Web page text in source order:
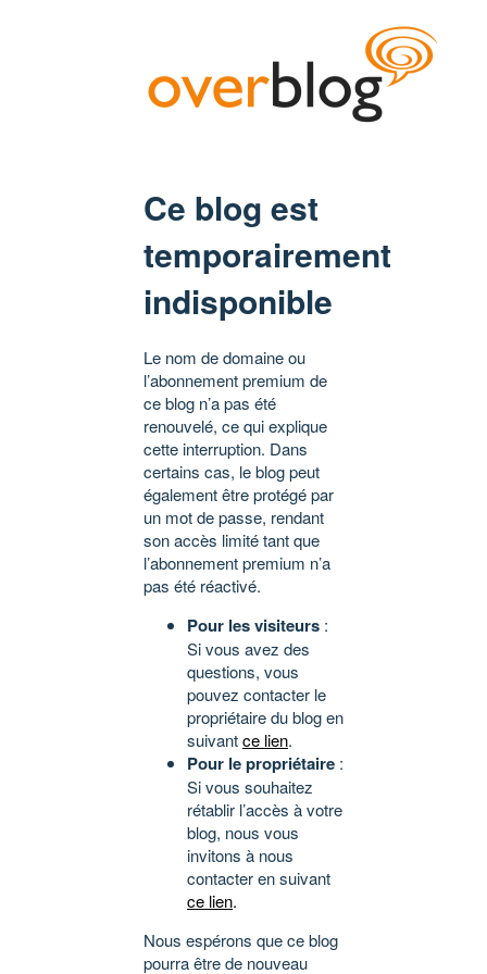
Ce blog est
temporairement
indisponible
Le nom de domaine ou
l’abonnement premium de
ce blog n’a pas été
renouvelé, ce qui explique
cette interruption. Dans
certains cas, le blog peut
également être protégé par
un mot de passe, rendant
son accès limité tant que
l’abonnement premium n’a
pas été réactivé.
Pour les visiteurs :
Si vous avez des
questions, vous
pouvez contacter le
propriétaire du blog en
suivantce lien.
Pour le propriétaire :
Si vous souhaitez
rétablir l’accès à votre
blog, nous vous
invitons à nous
contacter en suivant
ce lien.
Nous espérons que ce blog
pourra être de nouveau